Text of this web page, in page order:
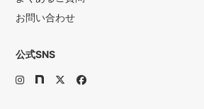
お問い合わせ
公式SNS